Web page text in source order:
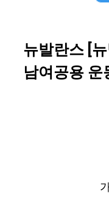
뉴발란스 [
남여공용 운